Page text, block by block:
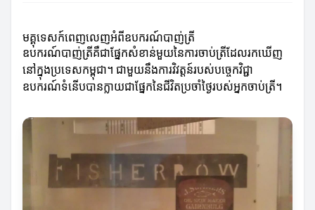
មគ្គុទេសក៍ពេញលេញអំពីឧបករណ៍បាញ់ត្រី
ឧបករណ៍បាញ់ត្រីគឺជាផ្នែកសំខាន់មួយនៃការចាប់ត្រីដែលរកឃើញ
នៅក្នុងប្រទេសកម្ពុជា។ ជាមួយនឹងការវិវត្តន៍របស់បច្ចេកវិជ្ជា
ឧបករណ៍ទំនើបបានក្លាយជាផ្នែកនៃជីវិតប្រចាំថ្ងៃរបស់អ្នកចាប់ត្រី។